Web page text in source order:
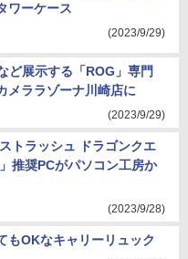
ワーケース
(2023/9/29)
ど展示する「ROG」専門
メララゾーナ川崎店に
(2023/9/29)
トラッシュ ドラゴンクエ
推奨PCがパソコン工房か
(2023/9/28)
もOKなキャリーリュック